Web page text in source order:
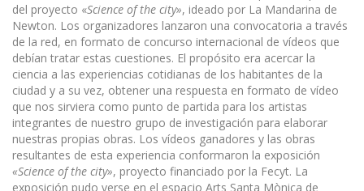
del proyecto «Science of the city», ideado por La Mandarina de
Newton. Los organizadores lanzaron una convocatoria a través
de la red, en formato de concurso inter­nacional de vídeos que
debían tratar estas cuestiones. El propósito era acercar la
ciencia a las experi­encias cotidianas de los habitantes de la
ciudad y a su vez, obtener una respuesta en formato de vídeo
que nos sirviera como punto de partida para los artistas
integrantes de nuestro grupo de investigación para elaborar
nuestras propias obras. Los vídeos ganadores y las obras
resultantes de esta experiencia conformaron la exposición
«Science of the city», proyecto financiado por la Fecyt. La
exposición pudo verse en el espacio Arts Santa Mònica de